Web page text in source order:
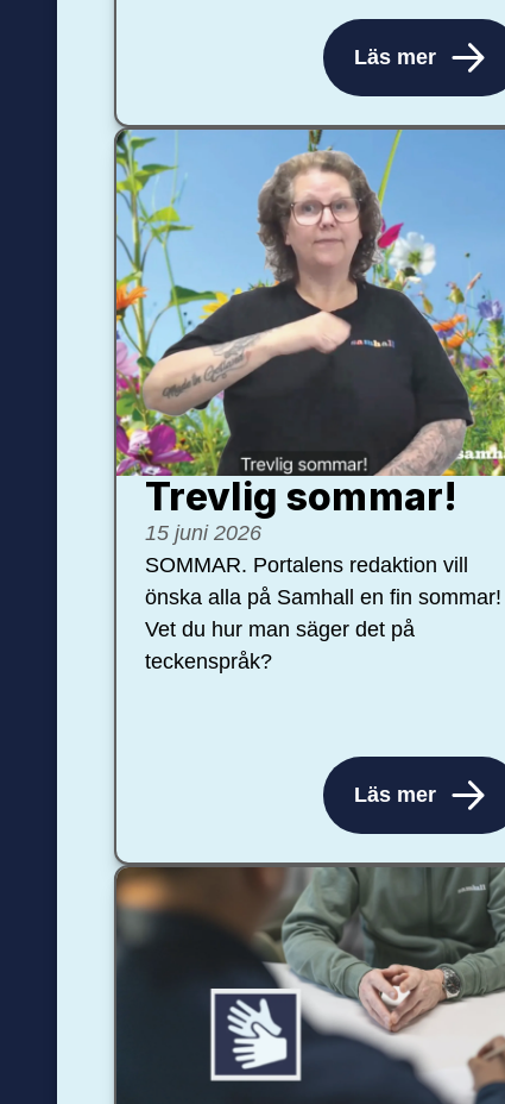
Läs mer
Trevlig sommar!
15 juni 2026
SOMMAR. Portalens redaktion vill
önska alla på Samhall en fin sommar!
Vet du hur man säger det på
teckenspråk?
Läs mer